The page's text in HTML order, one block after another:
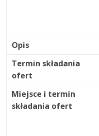
Opis
Termin składania
ofert
Miejsce i termin
składania ofert